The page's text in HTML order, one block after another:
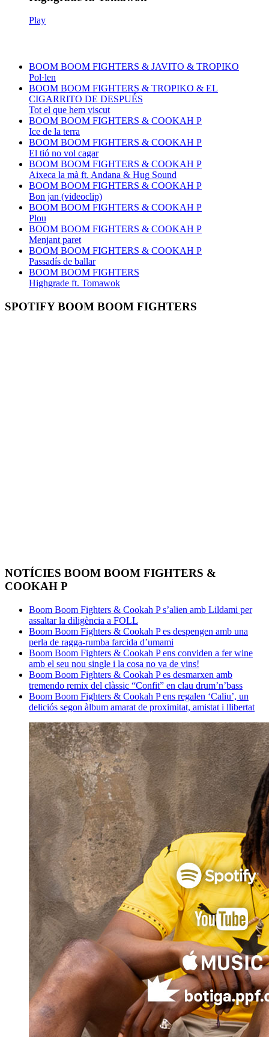
Play
BOOM BOOM FIGHTERS & JAVITO & TROPIKO
Pol·len
BOOM BOOM FIGHTERS & TROPIKO & EL
CIGARRITO DE DESPUÉS
Tot el que hem viscut
BOOM BOOM FIGHTERS & COOKAH P
Ice de la terra
BOOM BOOM FIGHTERS & COOKAH P
El tió no vol cagar
BOOM BOOM FIGHTERS & COOKAH P
Aixeca la mà ft. Andana & Hug Sound
BOOM BOOM FIGHTERS & COOKAH P
Bon jan (videoclip)
BOOM BOOM FIGHTERS & COOKAH P
Plou
BOOM BOOM FIGHTERS & COOKAH P
Menjant paret
BOOM BOOM FIGHTERS & COOKAH P
Passadís de ballar
BOOM BOOM FIGHTERS
Highgrade ft. Tomawok
SPOTIFY BOOM BOOM FIGHTERS
NOTÍCIES BOOM BOOM FIGHTERS &
COOKAH P
Boom Boom Fighters & Cookah P s’alien amb Lildami per
assaltar la diligència a FOLL
Boom Boom Fighters & Cookah P es despengen amb una
perla de ragga-rumba farcida d’umami
Boom Boom Fighters & Cookah P ens conviden a fer wine
amb el seu nou single i la cosa no va de vins!
Boom Boom Fighters & Cookah P es desmarxen amb
tremendo remix del clàssic “Confit” en clau drum’n’bass
Boom Boom Fighters & Cookah P ens regalen ‘Caliu’, un
deliciós segon àlbum amarat de proximitat, amistat i llibertat